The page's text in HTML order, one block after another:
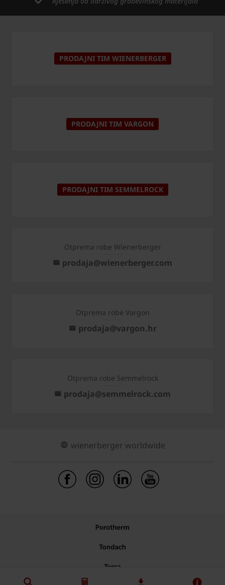
PRODAJNI TIM WIENERBERGER
PRODAJNI TIM VARGON
PRODAJNI TIM SEMMELROCK
Otprema robe Wienerberger
prodaja@wienerberger.com
Otprema robe Vargon
prodaja@vargon.hr
Otprema robe Semmelrock
prodaja@semmelrock.com
wienerberger worldwide